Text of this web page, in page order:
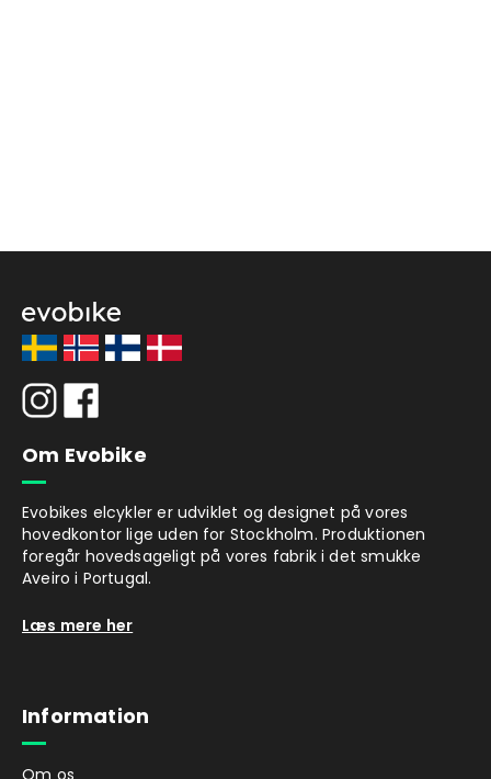
Om Evobike
Evobikes elcykler er udviklet og designet på vores
hovedkontor lige uden for Stockholm. Produktionen
foregår hovedsageligt på vores fabrik i det smukke
Aveiro i Portugal.
Læs mere her
Information